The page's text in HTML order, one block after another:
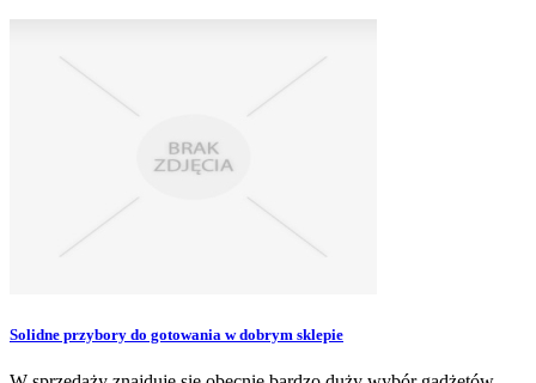
Solidne przybory do gotowania w dobrym sklepie